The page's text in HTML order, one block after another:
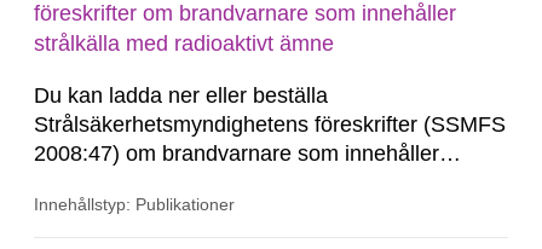
föreskrifter om brandvarnare som innehåller
strålkälla med radioaktivt ämne
Du kan ladda ner eller beställa
Strålsäkerhetsmyndighetens föreskrifter (SSMFS
2008:47) om brandvarnare som innehåller
beställning av den här föreskriften får du den
Innehållstyp: Publikationer